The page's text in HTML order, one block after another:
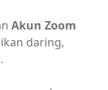
Akun Zoom
daring,